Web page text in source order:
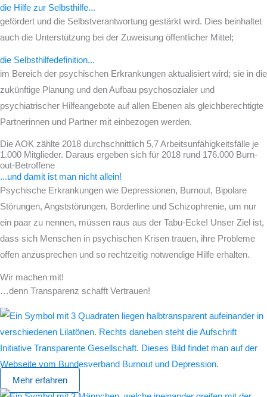
die Hilfe zur Selbsthilfe...
gefördert und die Selbstverantwortung gestärkt wird. Dies beinhaltet
auch die Unterstützung bei der Zuweisung öffentlicher Mittel;
die Selbsthilfedefinition...
im Bereich der psychischen Erkrankungen aktualisiert wird; sie in die
zukünftige Planung und den Aufbau psychosozialer und
psychiatrischer Hilfeangebote auf allen Ebenen als gleichberechtigte
Partnerinnen und Partner mit einbezogen werden.
Die AOK zählte 2018 durchschnittlich 5,7 Arbeitsunfähigkeitsfälle je
1.000 Mitglieder. Daraus ergeben sich für 2018 rund 176.000 Burn-
out-Betroffene
...und damit ist man nicht allein!
Psychische Erkrankungen wie Depressionen, Burnout, Bipolare
Störungen, Angststörungen, Borderline und Schizophrenie, um nur
ein paar zu nennen, müssen raus aus der Tabu-Ecke! Unser Ziel ist,
dass sich Menschen in psychischen Krisen trauen, ihre Probleme
offen anzusprechen und so rechtzeitig notwendige Hilfe erhalten.
Wir machen mit!
…denn Transparenz schafft Vertrauen!
Mehr erfahren